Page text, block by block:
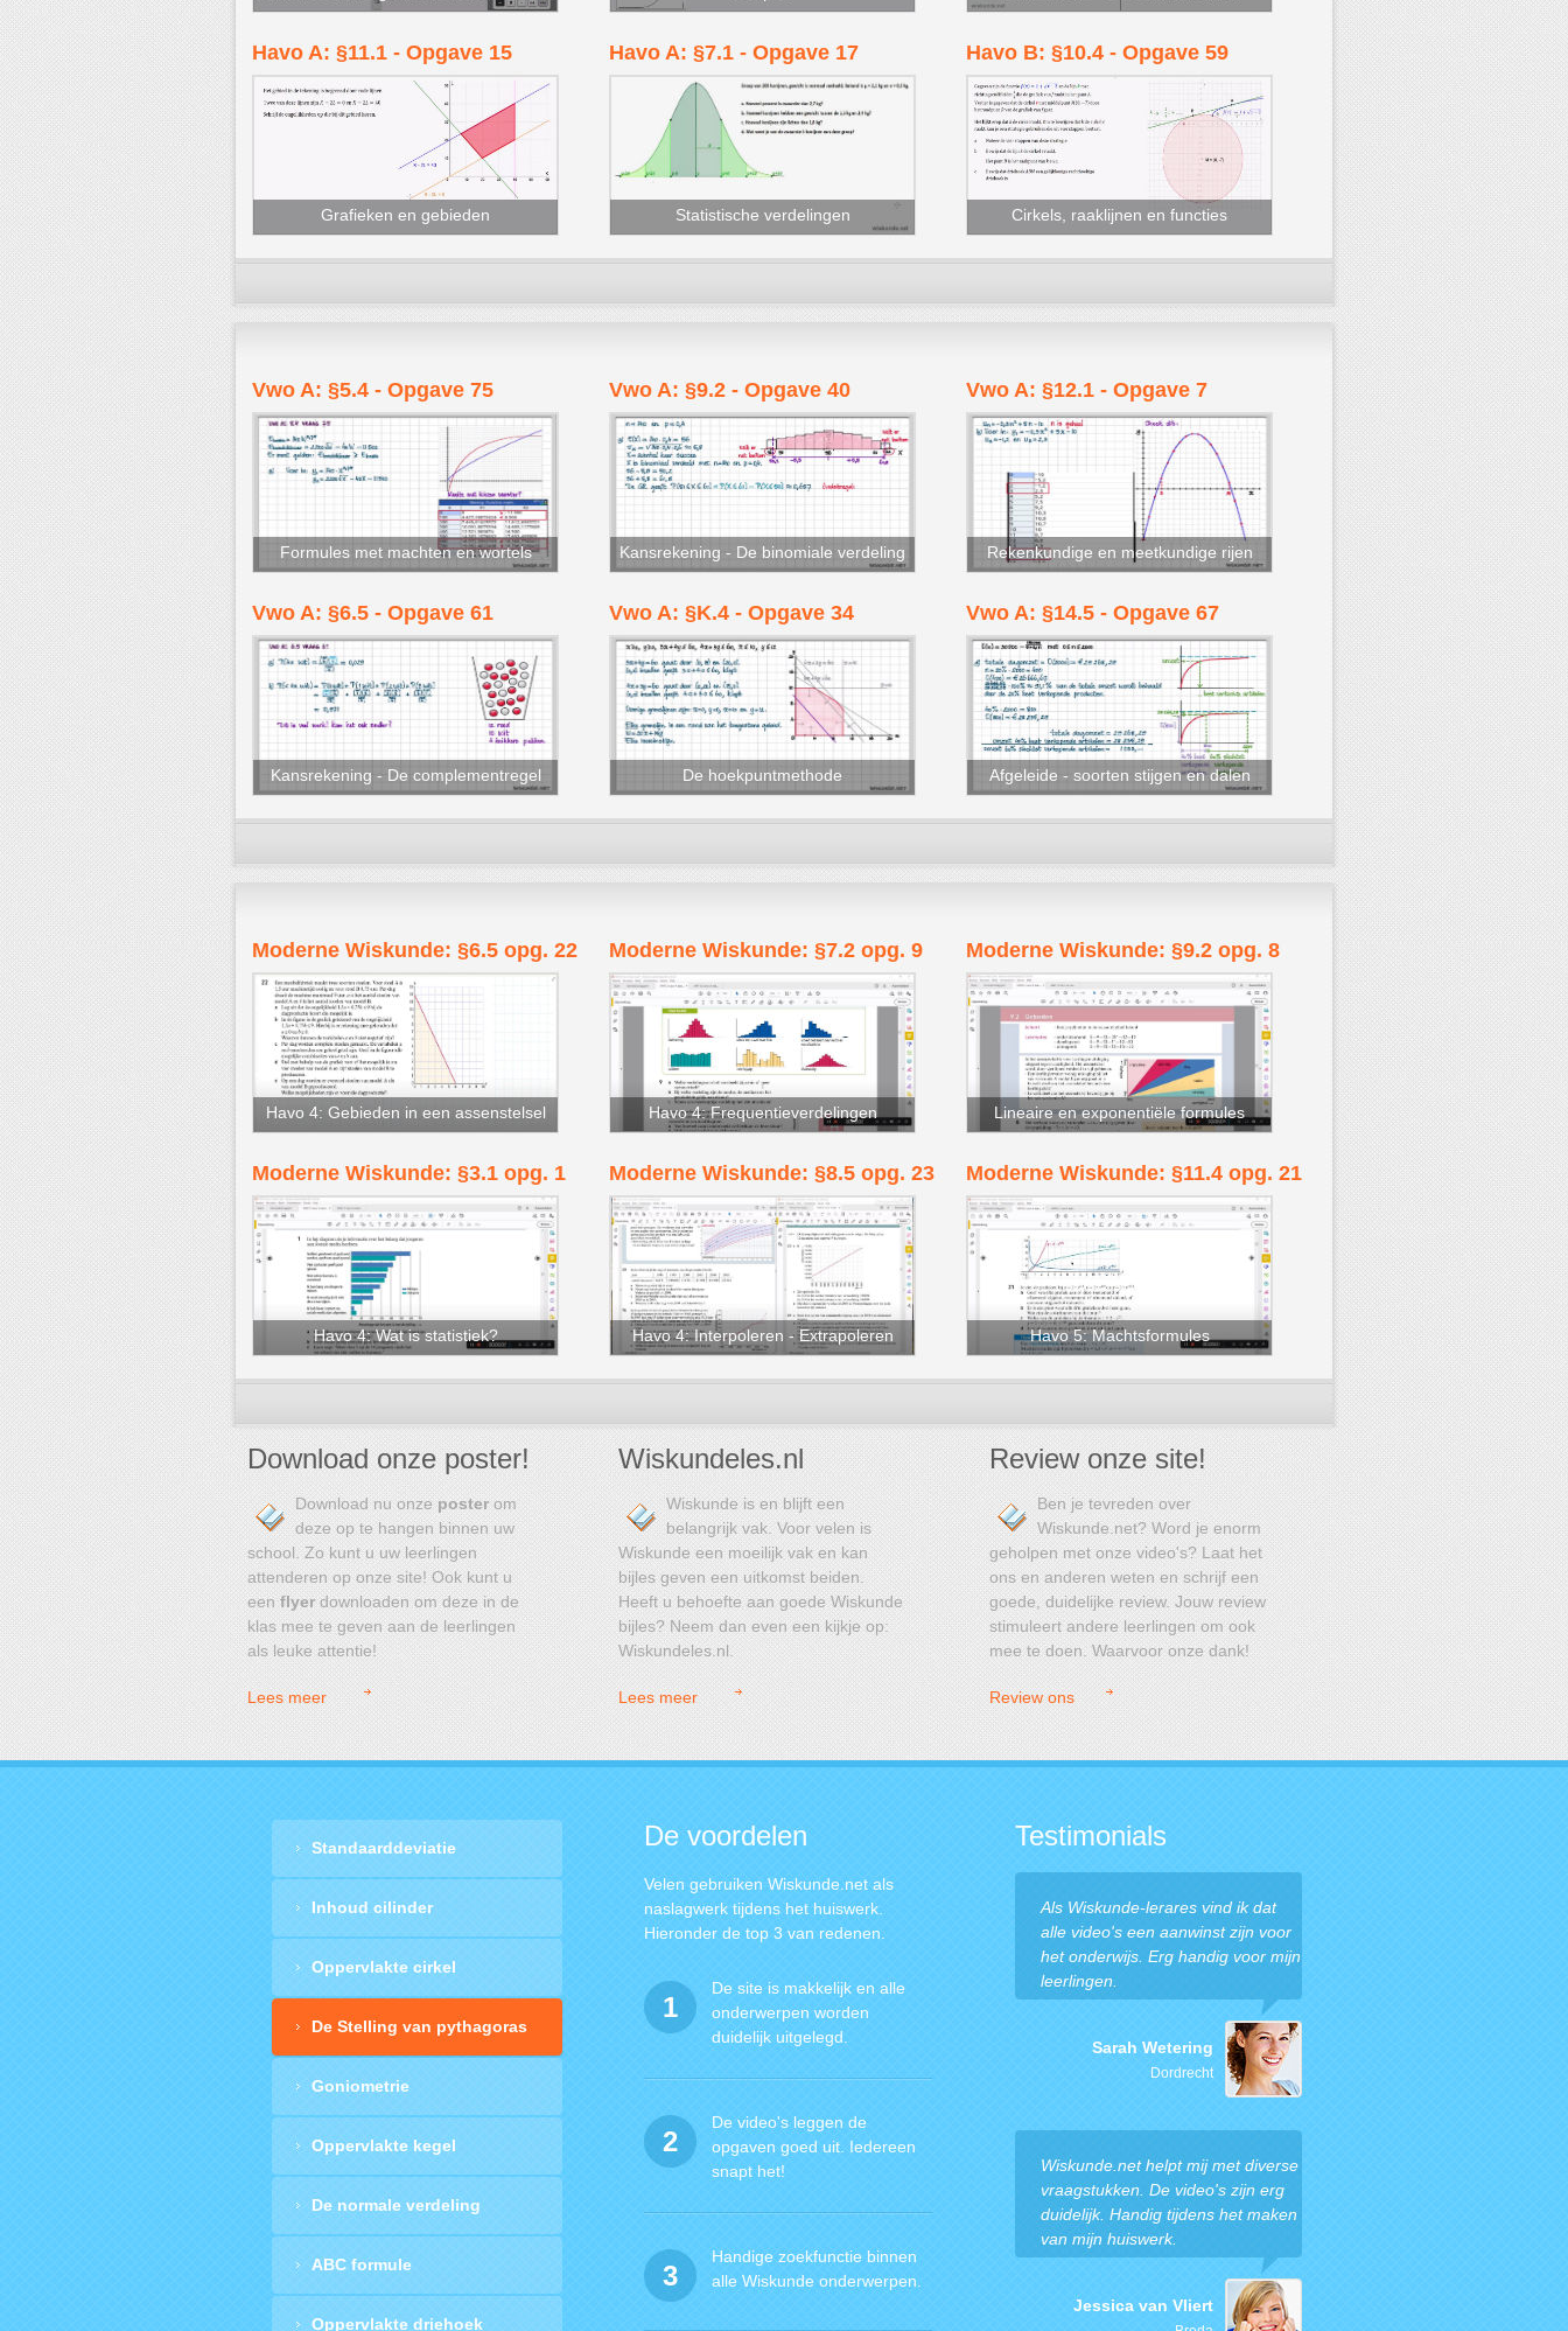
Havo A: §11.1 - Opgave 15
Grafieken en gebieden
Havo A: §7.1 - Opgave 17
Statistische verdelingen
Havo B: §10.4 - Opgave 59
Cirkels, raaklijnen en functies
Vwo A: §5.4 - Opgave 75
Formules met machten en wortels
Vwo A: §6.5 - Opgave 61
Kansrekening - De complementregel
Vwo A: §9.2 - Opgave 40
Kansrekening - De binomiale verdeling
Vwo A: §K.4 - Opgave 34
De hoekpuntmethode
Vwo A: §12.1 - Opgave 7
Rekenkundige en meetkundige rijen
Vwo A: §14.5 - Opgave 67
Afgeleide - soorten stijgen en dalen
Moderne Wiskunde: §6.5 opg. 22
Havo 4: Gebieden in een assenstelsel
Moderne Wiskunde: §3.1 opg. 1
Havo 4: Wat is statistiek?
Moderne Wiskunde: §7.2 opg. 9
Havo 4: Frequentieverdelingen
Moderne Wiskunde: §8.5 opg. 23
Havo 4: Interpoleren - Extrapoleren
Moderne Wiskunde: §9.2 opg. 8
Lineaire en exponentiële formules
Moderne Wiskunde: §11.4 opg. 21
Havo 5: Machtsformules
Download onze poster!
Download nu onze posterom
deze op te hangen binnen uw
school. Zo kunt u uw leerlingen
attenderen op onze site! Ook kunt u
een flyer downloaden om deze in de
klas mee te geven aan de leerlingen
als leuke attentie!
Lees meer
Wiskundeles.nl
Wiskunde is en blijft een
belangrijk vak. Voor velen is
Wiskunde een moeilijk vak en kan
bijles geven een uitkomst beiden.
Heeft u behoefte aan goede Wiskunde
bijles? Neem dan even een kijkje op:
Wiskundeles.nl.
Lees meer
Review onze site!
Ben je tevreden over
Wiskunde.net? Word je enorm
geholpen met onze video's? Laat het
ons en anderen weten en schrijf een
goede, duidelijke review. Jouw review
stimuleert andere leerlingen om ook
mee te doen. Waarvoor onze dank!
Review ons
Standaarddeviatie
Inhoud cilinder
Oppervlakte cirkel
De Stelling van pythagoras
Goniometrie
Oppervlakte kegel
De normale verdeling
ABC formule
Oppervlakte driehoek
De voordelen
Velen gebruiken Wiskunde.net als
naslagwerk tijdens het huiswerk.
Hieronder de top 3 van redenen.
1
De site is makkelijk en alle
onderwerpen worden
duidelijk uitgelegd.
2
De video's leggen de
opgaven goed uit. Iedereen
snapt het!
3
Handige zoekfunctie binnen
alle Wiskunde onderwerpen.
Testimonials
Als Wiskunde-lerares vind ik dat
alle video's een aanwinst zijn voor
het onderwijs. Erg handig voor mijn
leerlingen.
Sarah Wetering
Dordrecht
Wiskunde.net helpt mij met diverse
vraagstukken. De video's zijn erg
duidelijk. Handig tijdens het maken
van mijn huiswerk.
Jessica van Vliert